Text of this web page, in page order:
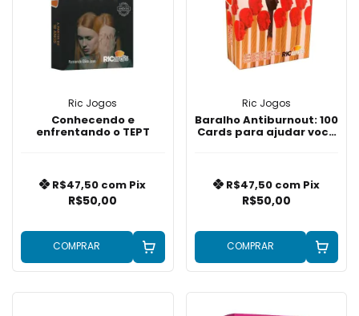
Ric Jogos
Conhecendo e
enfrentando o TEPT
R$50,00
R$47,50 com Pix
COMPRAR
Ric Jogos
Baralho Antiburnout: 100
Cards para ajudar você
R$50,00
R$47,50 com Pix
COMPRAR